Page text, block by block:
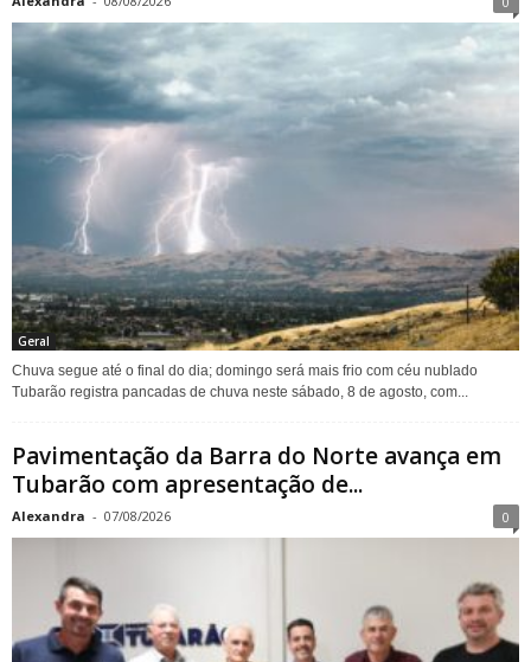
Geral
Chuva segue até o final do dia; domingo será mais frio com céu nublado
Tubarão registra pancadas de chuva neste sábado, 8 de agosto, com...
Pavimentação da Barra do Norte avança em
Tubarão com apresentação de...
Alexandra - 07/08/2026 0